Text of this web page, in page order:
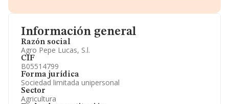
Información general
Razón social
Agro Pepe Lucas, S.l.
CIF
B05514799
Forma jurídica
Sociedad limitada unipersonal
Sector
Agricultura
Información oficial y registral complementaria.